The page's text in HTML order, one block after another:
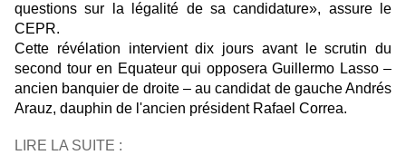
questions sur la légalité de sa candidature», assure le
CEPR.
Cette révélation intervient dix jours avant le scrutin du
second tour en Equateur qui opposera Guillermo Lasso –
ancien banquier de droite – au candidat de gauche Andrés
Arauz, dauphin de l'ancien président Rafael Correa.
LIRE LA SUITE :